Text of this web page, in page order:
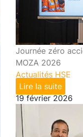
Journée zéro
MOZA 2026
Actualités HSE
Lire la suite
19 février 2026